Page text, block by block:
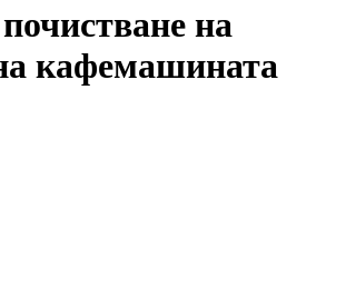
на
кафемашината